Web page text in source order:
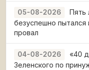
05-08-2026
Пять
безуспешно пытался
провал
04-08-2026
«40
Зеленского по